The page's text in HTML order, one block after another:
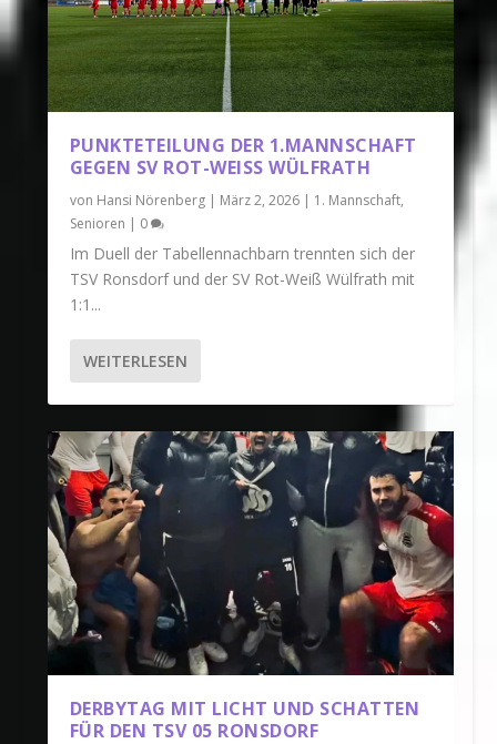
PUNKTETEILUNG DER 1.MANNSCHAFT
GEGEN SV ROT-WEISS WÜLFRATH
von Hansi Nörenberg| März 2, 2026| 1. Mannschaft,
Senioren | 0
Im Duell der Tabellennachbarn trennten sich der
TSV Ronsdorf und der SV Rot-Weiß Wülfrath mit
1:1...
WEITERLESEN
DERBYTAG MIT LICHT UND SCHATTEN
FÜR DEN TSV 05 RONSDORF